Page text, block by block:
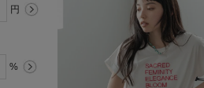
円
%